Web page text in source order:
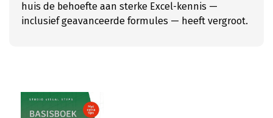
huis de behoefte aan sterke Excel-kennis —
inclusief geavanceerde formules — heeft vergroot.